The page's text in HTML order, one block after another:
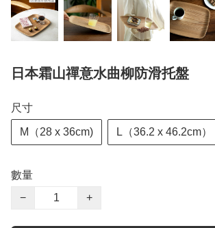
日本霜山禪意水曲柳防滑托盤
尺寸
M（28 x 36cm) L（36.2 x 46.2cm）
數量
−
+